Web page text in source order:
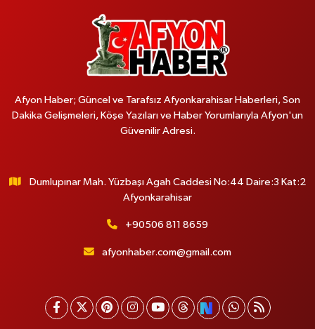
Afyon Haber; Güncel ve Tarafsız Afyonkarahisar Haberleri, Son
Dakika Gelişmeleri, Köşe Yazıları ve Haber Yorumlarıyla Afyon'un
Güvenilir Adresi.
Dumlupınar Mah. Yüzbaşı Agah Caddesi No:44 Daire:3 Kat:2
Afyonkarahisar
+90506 811 8659
afyonhaber.com@gmail.com